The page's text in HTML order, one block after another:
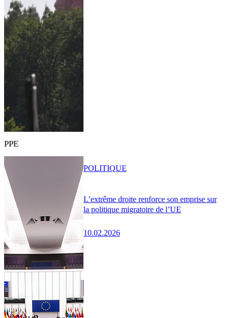
PPE
L’extrême droite renforce son emprise sur
la politique migratoire de l’UE
10.02.2026
POLITIQUE